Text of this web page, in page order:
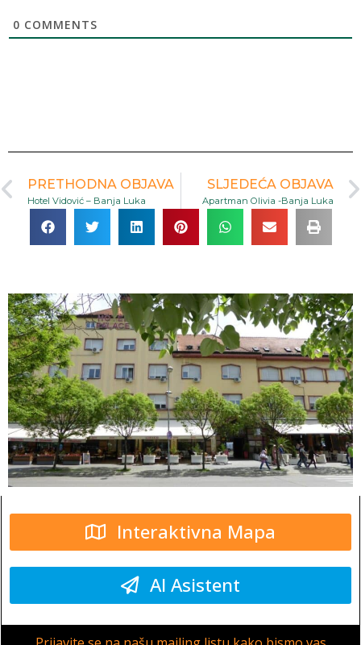
0 COMMENTS
PRETHODNA OBJAVA
Hotel Vidović – Banja Luka
SLJEDEĆA OBJAVA
Apartman Olivia -Banja Luka
Interaktivna Mapa
AI Asistent